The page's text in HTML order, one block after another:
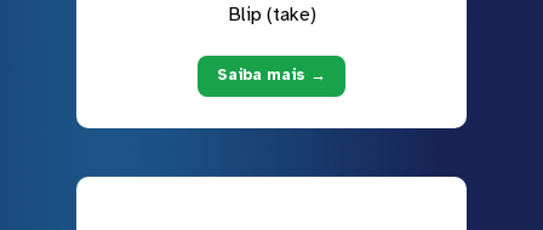
Blip (take)
Saiba mais →